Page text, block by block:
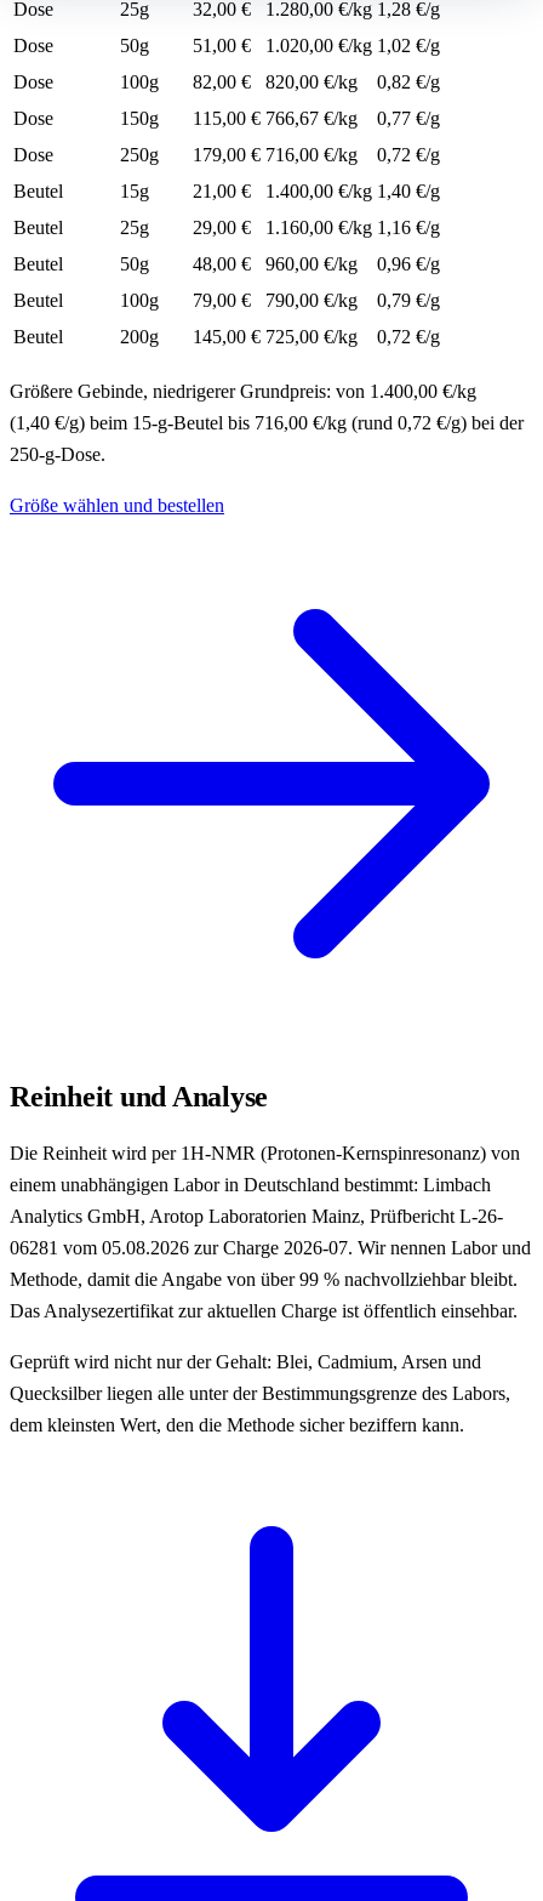
Dose
25g 32,00 € 1.280,00 €/kg 1,28 €/g
Dose
50g 51,00 € 1.020,00 €/kg 1,02 €/g
Dose
100g 82,00 € 820,00 €/kg
0,82 €/g
Dose
150g 115,00 € 766,67 €/kg
0,77 €/g
Dose
250g 179,00 € 716,00 €/kg
0,72 €/g
Beutel
15g 21,00 € 1.400,00 €/kg 1,40 €/g
Beutel
25g 29,00 € 1.160,00 €/kg 1,16 €/g
Beutel
50g 48,00 € 960,00 €/kg
0,96 €/g
Beutel
100g 79,00 € 790,00 €/kg
0,79 €/g
Beutel
200g 145,00 € 725,00 €/kg 0,72 €/g
Größere Gebinde, niedrigerer Grundpreis: von 1.400,00 €/kg
(1,40 €/g) beim 15-g-Beutel bis 716,00 €/kg (rund 0,72 €/g) bei der
250-g-Dose.
Größe wählen und bestellen
Reinheit und Analyse
Die Reinheit wird per 1H-NMR (Protonen-Kernspinresonanz) von
einem unabhängigen Labor in Deutschland bestimmt: Limbach
Analytics GmbH, Arotop Laboratorien Mainz, Prüfbericht L-26-
06281 vom 05.08.2026 zur Charge 2026-07. Wir nennen Labor und
Methode, damit die Angabe von über 99 % nachvollziehbar bleibt.
Das Analysezertifikat zur aktuellen Charge ist öffentlich einsehbar.
Geprüft wird nicht nur der Gehalt: Blei, Cadmium, Arsen und
Quecksilber liegen alle unter der Bestimmungsgrenze des Labors,
dem kleinsten Wert, den die Methode sicher beziffern kann.